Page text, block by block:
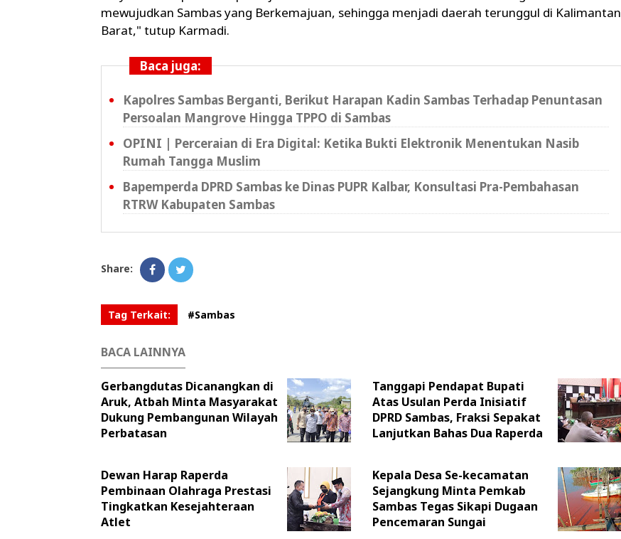
mewujudkan Sambas yang Berkemajuan, sehingga menjadi daerah terunggul di Kalimantan
Barat," tutup Karmadi.
Baca juga:
Kapolres Sambas Berganti, Berikut Harapan Kadin Sambas Terhadap Penuntasan
Persoalan Mangrove Hingga TPPO di Sambas
OPINI | Perceraian di Era Digital: Ketika Bukti Elektronik Menentukan Nasib
Rumah Tangga Muslim
Bapemperda DPRD Sambas ke Dinas PUPR Kalbar, Konsultasi Pra-Pembahasan
RTRW Kabupaten Sambas
Share:
Tag Terkait: #Sambas
BACA LAINNYA
Gerbangdutas Dicanangkan di
Aruk, Atbah Minta Masyarakat
Dukung Pembangunan Wilayah
Perbatasan
Tanggapi Pendapat Bupati
Atas Usulan Perda Inisiatif
DPRD Sambas, Fraksi Sepakat
Lanjutkan Bahas Dua Raperda
Dewan Harap Raperda
Pembinaan Olahraga Prestasi
Tingkatkan Kesejahteraan
Atlet
Kepala Desa Se-kecamatan
Sejangkung Minta Pemkab
Sambas Tegas Sikapi Dugaan
Pencemaran Sungai